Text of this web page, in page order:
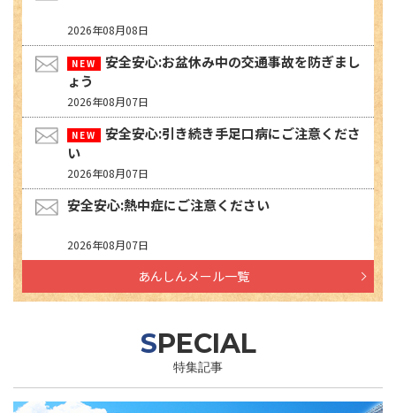
2026年08月08日
安全安心:お盆休み中の交通事故を防ぎまし
ょう
2026年08月07日
安全安心:引き続き手足口病にご注意くださ
い
2026年08月07日
安全安心:熱中症にご注意ください
2026年08月07日
あんしんメール一覧
SPECIAL
特集記事